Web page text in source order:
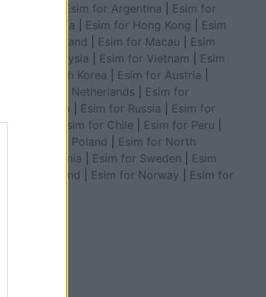
Esim for Argentina
Esim for
Colombia
Esim for Hong Kong
Esim
for Thailand
Esim for Macau
Esim
for Malaysia
Esim for Vietnam
Esim
for South Korea
Esim for Austria
Esim for Netherlands
Esim for
Australia
Esim for Russia
Esim for
Esim for Chile Esim for Peru
Esim for Poland
Esim for North
Macedonia
Esim for Sweden
Esim
for Finland
Esim for Norway
Esim for